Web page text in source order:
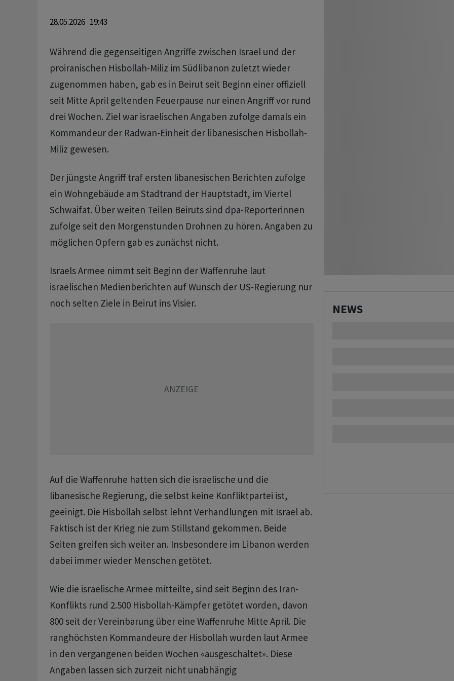
28.05.2026 19:43
Während die gegenseitigen Angriffe zwischen Israel und der
proiranischen Hisbollah-Miliz im Südlibanon zuletzt wieder
zugenommen haben, gab es in Beirut seit Beginn einer offiziell
seit Mitte April geltenden Feuerpause nur einen Angriff vor rund
drei Wochen. Ziel war israelischen Angaben zufolge damals ein
Kommandeur der Radwan-Einheit der libanesischen Hisbollah-
Miliz gewesen.
Der jüngste Angriff traf ersten libanesischen Berichten zufolge
ein Wohngebäude am Stadtrand der Hauptstadt, im Viertel
Schwaifat. Über weiten Teilen Beiruts sind dpa-Reporterinnen
zufolge seit den Morgenstunden Drohnen zu hören. Angaben zu
möglichen Opfern gab es zunächst nicht.
Israels Armee nimmt seit Beginn der Waffenruhe laut
israelischen Medienberichten auf Wunsch der US-Regierung nur
noch selten Ziele in Beirut ins Visier.
Auf die Waffenruhe hatten sich die israelische und die
libanesische Regierung, die selbst keine Konfliktpartei ist,
geeinigt. Die Hisbollah selbst lehnt Verhandlungen mit Israel ab.
Faktisch ist der Krieg nie zum Stillstand gekommen. Beide
Seiten greifen sich weiter an. Insbesondere im Libanon werden
dabei immer wieder Menschen getötet.
Wie die israelische Armee mitteilte, sind seit Beginn des Iran-
Konflikts rund 2.500 Hisbollah-Kämpfer getötet worden, davon
800 seit der Vereinbarung über eine Waffenruhe Mitte April. Die
ranghöchsten Kommandeure der Hisbollah wurden laut Armee
in den vergangenen beiden Wochen «ausgeschaltet». Diese
Angaben lassen sich zurzeit nicht unabhängig
NEWS